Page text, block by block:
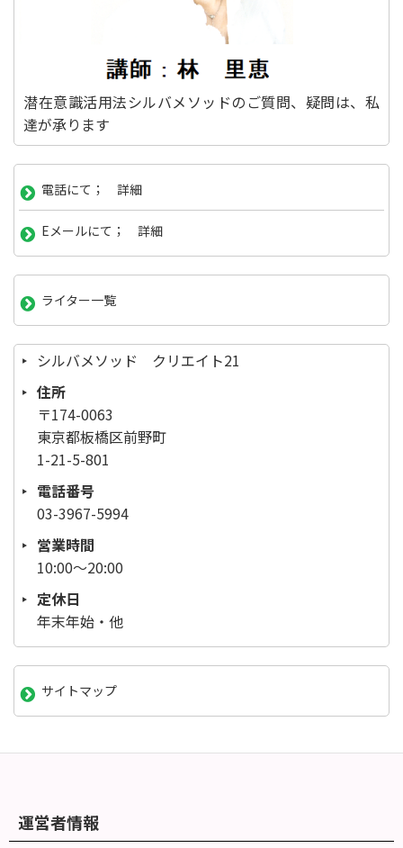
潜在意識活用法シルバメソッドのご質問、疑問は、私
達が承ります
電話にて； 詳細
Eメールにて； 詳細
ライター一覧
シルバメソッド クリエイト21
住所
〒174-0063
東京都板橋区前野町
1-21-5-801
電話番号
03-3967-5994
営業時間
10:00～20:00
定休日
年末年始・他
サイトマップ
運営者情報